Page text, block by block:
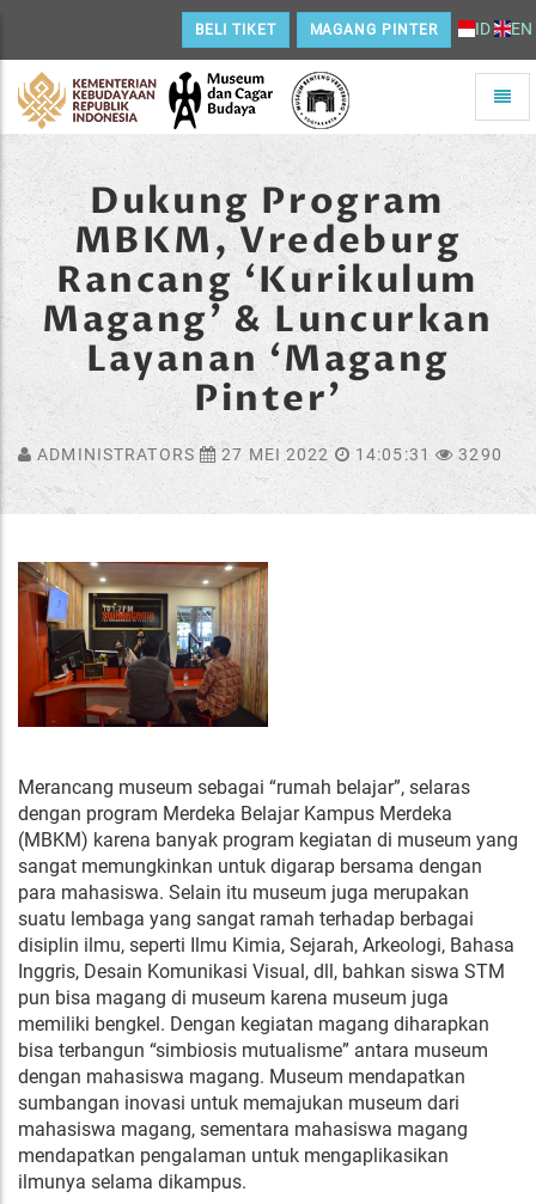
BELI TIKET MAGANG PINTER ID EN
Home
Toggle
Dukung Program
MBKM, Vredeburg
Rancang ‘Kurikulum
Magang’ & Luncurkan
Layanan ‘Magang
Pinter'
ADMINISTRATORS 27 MEI 2022 14:05:31 3290
Merancang museum sebagai “rumah belajar”, selaras
dengan program Merdeka Belajar Kampus Merdeka
(MBKM) karena banyak program kegiatan di museum yang
sangat memungkinkan untuk digarap bersama dengan
para mahasiswa. Selain itu museum juga merupakan
suatu lembaga yang sangat ramah terhadap berbagai
disiplin ilmu, seperti Ilmu Kimia, Sejarah, Arkeologi, Bahasa
Inggris, Desain Komunikasi Visual, dll, bahkan siswa STM
pun bisa magang di museum karena museum juga
memiliki bengkel. Dengan kegiatan magang diharapkan
bisa terbangun “simbiosis mutualisme” antara museum
dengan mahasiswa magang. Museum mendapatkan
sumbangan inovasi untuk memajukan museum dari
mahasiswa magang, sementara mahasiswa magang
mendapatkan pengalaman untuk mengaplikasikan
ilmunya selama dikampus.